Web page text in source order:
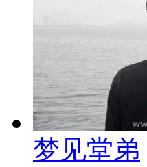
梦见堂弟